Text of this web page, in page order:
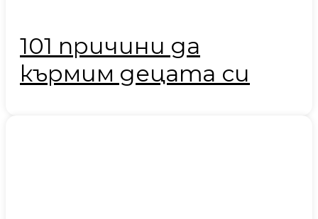
101 причини да
кърмим децата си